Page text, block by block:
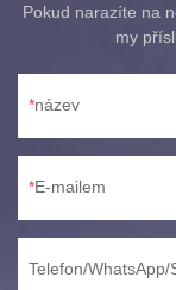
Pokud narazíte na
my
název
E-mailem
Telefon/WhatsApp/